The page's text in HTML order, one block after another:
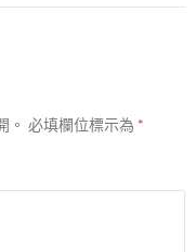
。 必填欄位標示為 *